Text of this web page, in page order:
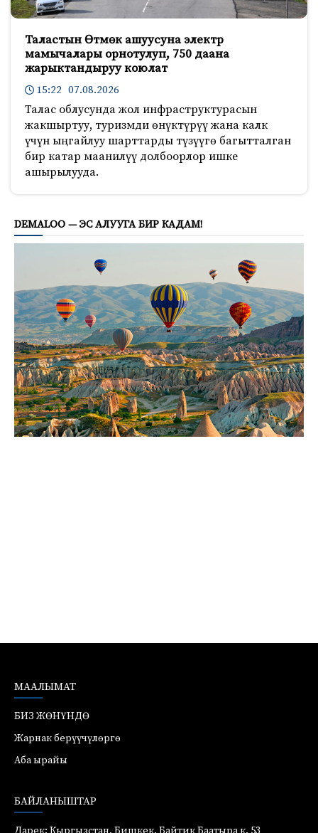
Таластын Өтмөк ашуусуна электр
мамычалары орнотулуп, 750 даана
жарыктандыруу коюлат
15:22 07.08.2026
Талас облусунда жол инфраструктурасын
жакшыртуу, туризмди өнүктүрүү жана калк
үчүн ыңгайлуу шарттарды түзүүгө багытталган
бир катар маанилүү долбоорлор ишке
ашырылууда.
DEMALOO — ЭС АЛУУГА БИР КАДАМ!
МААЛЫМАТ
БИЗ ЖӨНҮНДӨ
Жарнак берүүчүлөргө
Аба ырайы
БАЙЛАНЫШТАР